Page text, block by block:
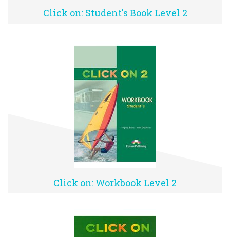
Click on: Student's Book Level 2
Click on: Workbook Level 2